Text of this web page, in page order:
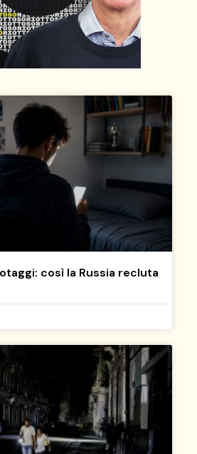
così la Russia recluta